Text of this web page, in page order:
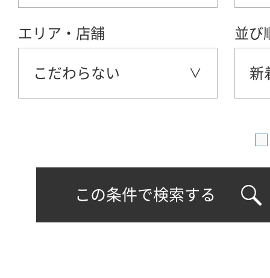
エリア・店舗
こだわらない
並び
新
この条件で検索する